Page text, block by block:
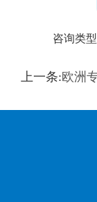
咨询类型
上一条:欧洲